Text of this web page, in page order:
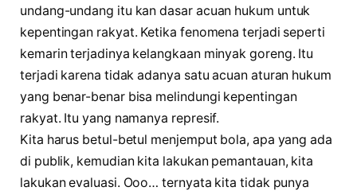
undang-undang itu kan dasar acuan hukum untuk
kepentingan rakyat. Ketika fenomena terjadi seperti
kemarin terjadinya kelangkaan minyak goreng. Itu
terjadi karena tidak adanya satu acuan aturan hukum
yang benar-benar bisa melindungi kepentingan
rakyat. Itu yang namanya represif.
Kita harus betul-betul menjemput bola, apa yang ada
di publik, kemudian kita lakukan pemantauan, kita
lakukan evaluasi. Ooo… ternyata kita tidak punya